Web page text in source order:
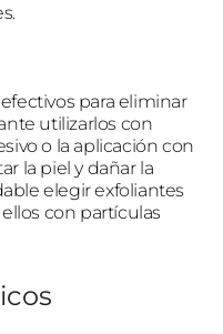
para eliminar
utilizarlos con
o la aplicación con
la piel y dañar la
elegir exfoliantes
con partículas